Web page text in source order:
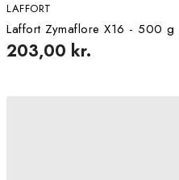
LAFFORT
Laffort Zymaflore X16 - 500 g
203,00 kr.